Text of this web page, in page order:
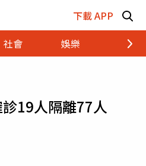
下載 APP
社會 娛樂 財經
19人隔離77人